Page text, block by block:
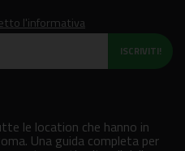
l'informativa
ISCRIVITI!
le location che hanno in
Una guida completa per